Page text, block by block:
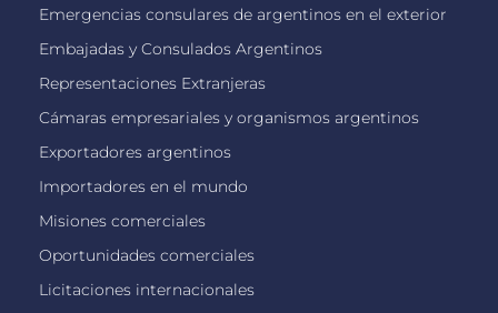
Emergencias consulares de argentinos en el exterior
Embajadas y Consulados Argentinos
Representaciones Extranjeras
Cámaras empresariales y organismos argentinos
Exportadores argentinos
Importadores en el mundo
Misiones comerciales
Oportunidades comerciales
Licitaciones internacionales